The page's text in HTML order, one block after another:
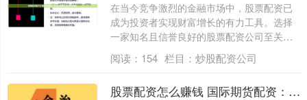
在当今竞争激烈的金融市场中，股票配资已
成为投资者实现财富增长的有力工具。选择
一家知名且信誉良好的股票配资公司至关重
要，它....
阅读： 154 栏目： 炒股配资公司
股票配资怎么赚钱 国际期货配资：解锁全球交易机遇，实现财富增值